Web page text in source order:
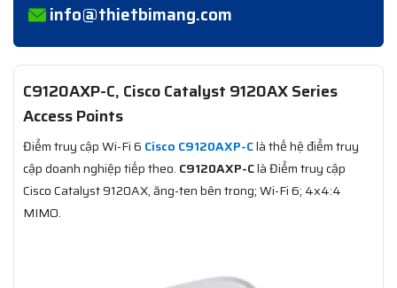
info@thietbimang.com
C9120AXP-C, Cisco Catalyst 9120AX Series
Access Points
Điểm truy cập Wi-Fi 6 Cisco C9120AXP-Clà thế hệ điểm truy
cập doanh nghiệp tiếp theo. C9120AXP-Clà Điểm truy cập
Cisco Catalyst 9120AX, ăng-ten bên trong; Wi-Fi 6; 4x4:4
MIMO.